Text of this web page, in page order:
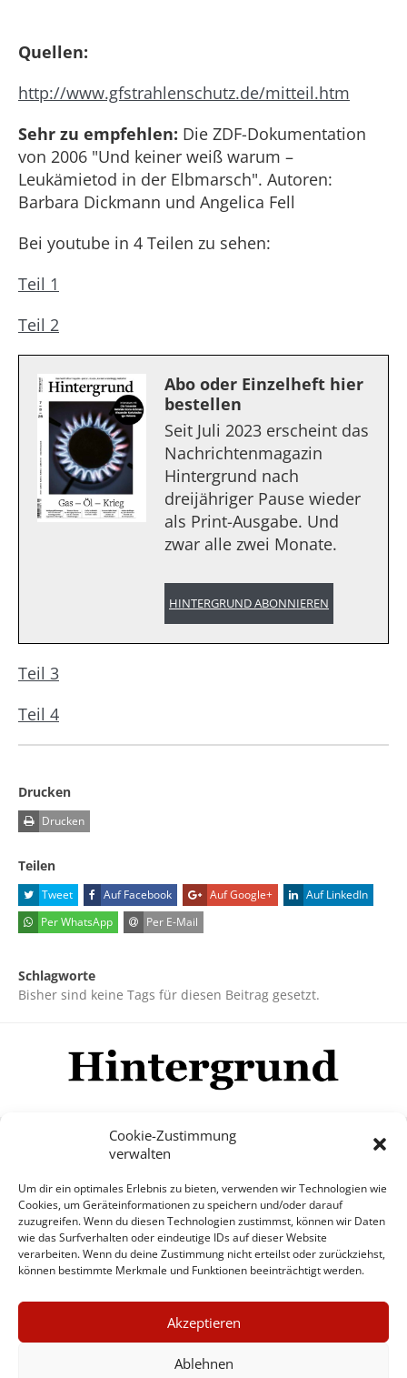
Cookie-Zustimmung
verwalten
Um dir ein optimales Erlebnis zu bieten, verwenden wir Technologien wie
Cookies, um Geräteinformationen zu speichern und/oder darauf
zuzugreifen. Wenn du diesen Technologien zustimmst, können wir Daten
wie das Surfverhalten oder eindeutige IDs auf dieser Website
verarbeiten. Wenn du deine Zustimmung nicht erteilst oder zurückziehst,
können bestimmte Merkmale und Funktionen beeinträchtigt werden.
Akzeptieren
Ablehnen
Quellen:
http://www.gfstrahlenschutz.de/mitteil.htm
Sehr zu empfehlen: Die ZDF-Dokumentation
von 2006 "Und keiner weiß warum –
Leukämietod in der Elbmarsch". Autoren:
Barbara Dickmann und Angelica Fell
Bei youtube in 4 Teilen zu sehen:
Teil 1
Teil 2
Abo oder Einzelheft hier
bestellen
Seit Juli 2023 erscheint das
Nachrichtenmagazin
Hintergrund nach
dreijähriger Pause wieder
als Print-Ausgabe. Und
zwar alle zwei Monate.
HINTERGRUND ABONNIEREN
Teil 3
Teil 4
Drucken
Drucken
Teilen
Tweet Auf Facebook Auf Google+
Auf LinkedIn
Per WhatsApp
Per E-Mail
Schlagworte
Bisher sind keine Tags für diesen Beitrag gesetzt.
Mehr
© Copyright Hintergrund.de, 2015 - 2026
Zum Newsletter jetzt kostenlos
anmelden
erscheint ca. alle 4 Wochen
×